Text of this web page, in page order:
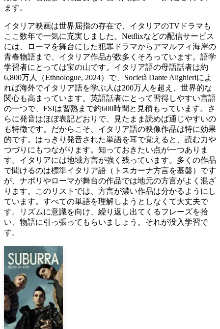
ます。
イタリア映画は世界屈指の存在で、イタリアのTVドラマも
ここ数年で一気に充実しました。Netflixなどの配信サービス
には、ローマを舞台にした犯罪ドラマからアマルフィ海岸の
青春物語まで、イタリア作品が数多くそろっています。語学
学習者にとっては宝の山です。イタリア語の母語話者は約
6,800万人（Ethnologue, 2024）で、Società Dante Alighieriによ
れば海外でイタリア語を学ぶ人は200万人を超え、世界的な
関心も高まっています。英語話者にとって習得しやすい言語
の一つで、FSIは習熟まで約600時間と見積もっています。さ
らに発音はほぼ表記どおりで、見たまま読めば通じやすいの
も特徴です。だからこそ、イタリア語の映像作品は特に効果
的です。はっきり発音された単語を耳で覚えると、読む力や
つづりにもつながります。知っておきたい点が一つありま
す。イタリアには地域方言が強く残っています。多くの作品
で聞けるのは標準イタリア語（トスカーナ方言を基盤）です
が、ナポリやローマが舞台の作品では地元の方言がよく混ざ
ります。このリストでは、方言が濃い作品は分かるようにし
ています。すべての単語を理解しようとしなくて大丈夫で
す。リズムに意識を向け、繰り返し出てくるフレーズを拾
い、物語に引っ張ってもらいましょう。それが没入学習で
す。